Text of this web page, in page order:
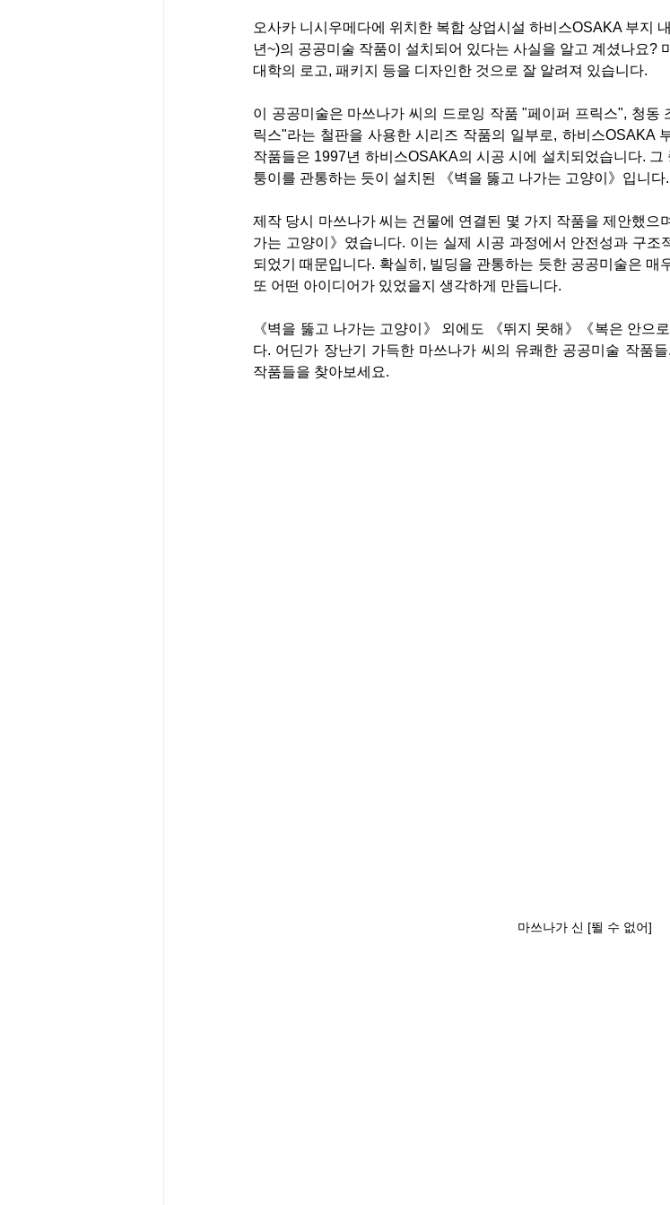
오사카 니시우메다에 위치한 복합 상업시설 하비스OSAKA 부지
년~)의 공공미술 작품이 설치되어 있다는 사실을 알고 계셨나요?
대학의 로고, 패키지 등을 디자인한 것으로 잘 알려져 있습니다.
이 공공미술은 마쓰나가 씨의 드로잉 작품 "페이퍼 프릭스", 청동
릭스"라는 철판을 사용한 시리즈 작품의 일부로, 하비스OSAKA
작품들은 1997년 하비스OSAKA의 시공 시에 설치되었습니다.
퉁이를 관통하는 듯이 설치된 《벽을 뚫고 나가는 고양이》입니다.
제작 당시 마쓰나가 씨는 건물에 연결된 몇 가지 작품을 제안했으
가는 고양이》였습니다. 이는 실제 시공 과정에서 안전성과 구
되었기 때문입니다. 확실히, 빌딩을 관통하는 듯한 공공미술은 매
또 어떤 아이디어가 있었을지 생각하게 만듭니다.
《벽을 뚫고 나가는 고양이》 외에도 《뛰지 못해》《복은 안으
다. 어딘가 장난기 가득한 마쓰나가 씨의 유쾌한 공공미술 작품
작품들을 찾아보세요.
마쓰나가 신 [뛸 수 없어]